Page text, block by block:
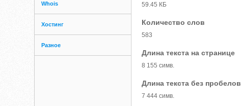
Whois
Хостинг
Разное
59.45 КБ
Количество слов
583
Длина текста на странице
8 155 симв.
Длина текста без пробелов
7 444 симв.